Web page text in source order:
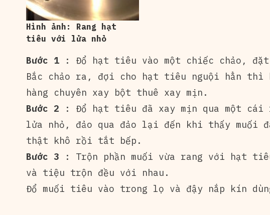
Hình ảnh: Rang hạt
tiêu với lửa nhỏ
Bước 1 : Đổ hạt tiêu vào một chiếc chảo,
Bắc chảo ra, đợi cho hạt tiêu nguội hẳn thì
hàng chuyên xay bột thuê xay mịn.
Bước 2 : Đổ hạt tiêu đã xay mịn qua một cái
lửa nhỏ, đảo qua đảo lại đến khi thấy muối
thật khô rồi tắt bếp.
Bước 3 : Trộn phần muối vừa rang với hạt
và tiệu trộn đều với nhau.
Đổ muối tiêu vào trong lọ và đậy nắp kín